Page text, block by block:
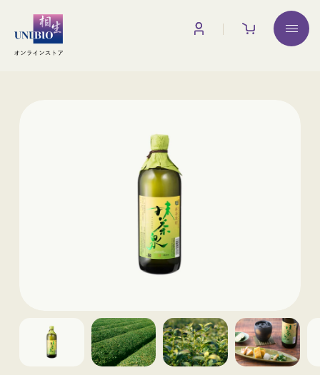
■送料について
※送料には消費税が含まれています
※離島・一部地域では、追加送料をご請求させていただく
※日本酒をご購入の場合、品質保持のためにクール便(税
込330円を別途頂戴しております)を使用させていただい
お買い物ガイド
料理酒